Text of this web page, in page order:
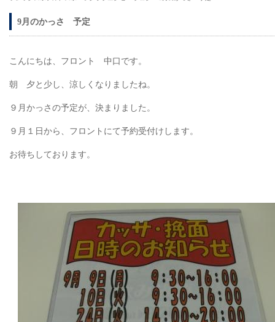
9月のかっさ 予定
こんにちは、フロント 中口です。
朝 夕と少し、涼しくなりましたね。
９月かっさの予定が、決まりました。
９月１日から、フロントにて予約受付けします。
お待ちしております。